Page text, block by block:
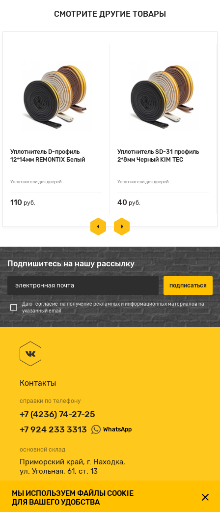
СМОТРИТЕ ДРУГИЕ ТОВАРЫ
Уплотнитель D-профиль
12*14мм REMONTIX Белый
Уплотнители для дверей
110 руб.
Уплотнитель SD-31 профиль
2*8мм Черный KIM TEC
Уплотнители для дверей
40 руб.
Подпишитесь на нашу рассылку
Даю согласие на получение рекламных и информационных материалов на
указанный email
Контакты
справки по телефону
+7 (4236) 74-27-25
+7 924 233 3313
WhatsApp
основной склад
Приморский край, г. Находка,
ул. Угольная, 61, ст. 13
принимаем к оплате
МЫ ИСПОЛЬЗУЕМ ФАЙЛЫ COOKIE
ДЛЯ ВАШЕГО УДОБСТВА